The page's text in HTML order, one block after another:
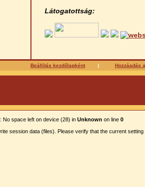
Látogatottság:
Beállítás kezdőlapként | Hozzáadás
No space left on device (28) in Unknown on line 0
session data (files). Please verify that the current